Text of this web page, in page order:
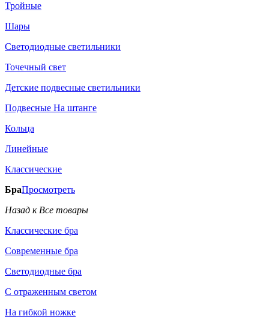
Тройные
Шары
Светодиодные светильники
Точечный свет
Детские подвесные светильники
Подвесные На штанге
Кольца
Линейные
Классические
БраПросмотреть
Назад к Все товары
Классические бра
Современные бра
Светодиодные бра
С отраженным светом
На гибкой ножке